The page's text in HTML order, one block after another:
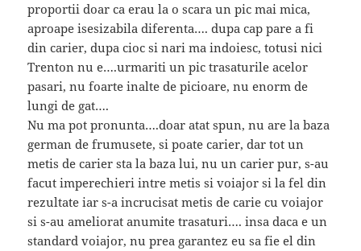
proportii doar ca erau la o scara un pic mai mica,
aproape isesizabila diferenta…. dupa cap pare a fi
din carier, dupa cioc si nari ma indoiesc, totusi nici
Trenton nu e….urmariti un pic trasaturile acelor
pasari, nu foarte inalte de picioare, nu enorm de
lungi de gat….
Nu ma pot pronunta….doar atat spun, nu are la baza
german de frumusete, si poate carier, dar tot un
metis de carier sta la baza lui, nu un carier pur, s-au
facut imperechieri intre metis si voiajor si la fel din
rezultate iar s-a incrucisat metis de carie cu voiajor
si s-au ameliorat anumite trasaturi…. insa daca e un
standard voiajor, nu prea garantez eu sa fie el din